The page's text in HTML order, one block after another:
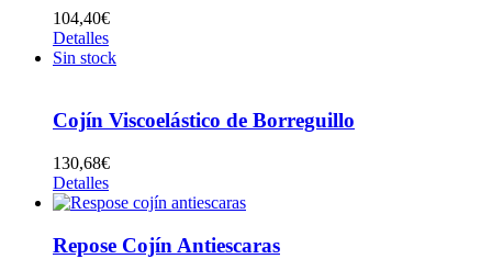
104,40€
Detalles
Sin stock
Cojín Viscoelástico de Borreguillo
130,68€
Detalles
Repose Cojín Antiescaras